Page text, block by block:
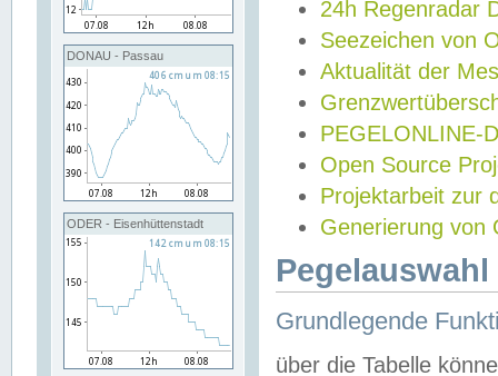
DONAU - Passau
ODER - Eisenhüttenstadt
24h Regenradar
Seezeichen von
Aktualität der
PEGELONLINE-
Open Source
Projektarbeit zur
Generierung von
Grundlegende
über die Tabelle